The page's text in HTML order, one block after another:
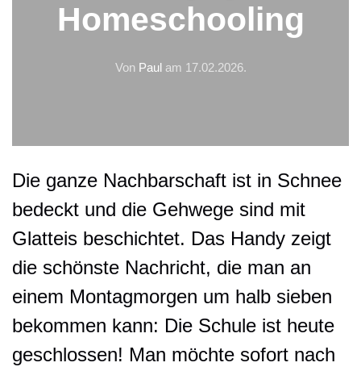
Homeschooling
Von Paulam 17.02.2026.
Die ganze Nachbarschaft ist in Schnee
bedeckt und die Gehwege sind mit
Glatteis beschichtet. Das Handy zeigt
die schönste Nachricht, die man an
einem Montagmorgen um halb sieben
bekommen kann: Die Schule ist heute
geschlossen! Man möchte sofort nach